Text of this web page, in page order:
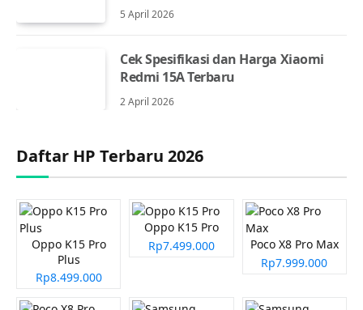
5 April 2026
Cek Spesifikasi dan Harga Xiaomi
Redmi 15A Terbaru
2 April 2026
Daftar HP Terbaru 2026
Oppo K15 Pro
Plus
Rp8.499.000
Oppo K15 Pro
Rp7.499.000
Poco X8 Pro Max
Rp7.999.000